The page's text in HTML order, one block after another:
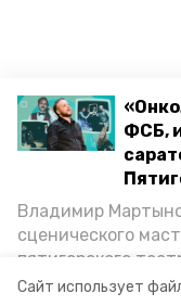
Сайт использует
ФСБ,
Владимир
сценического
пятигорского
существования